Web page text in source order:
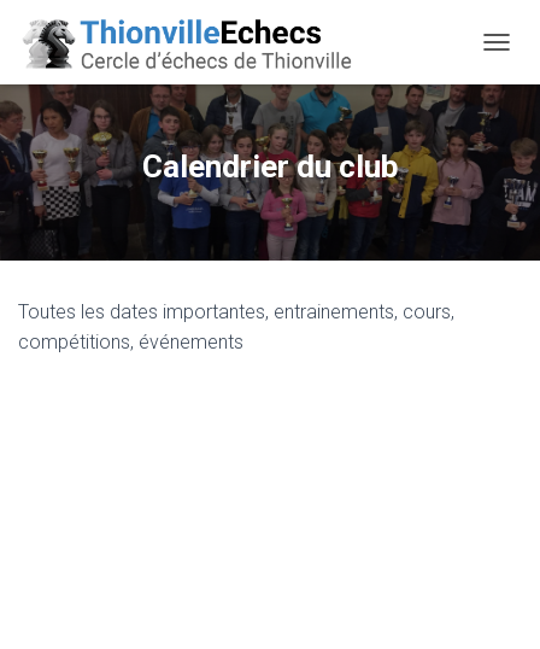
Calendrier du club
Toutes les dates importantes, entrainements, cours,
compétitions, événements